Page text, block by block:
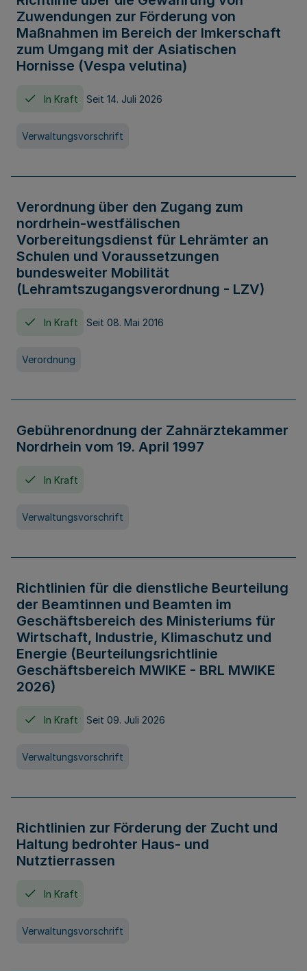
Zuwendungen zur Förderung von
Maßnahmen im Bereich der Imkerschaft
zum Umgang mit der Asiatischen
Hornisse (Vespa velutina)
In Kraft Seit 14. Juli 2026
Verwaltungsvorschrift
Verordnung über den Zugang zum
nordrhein-westfälischen
Vorbereitungsdienst für Lehrämter an
Schulen und Voraussetzungen
bundesweiter Mobilität
(Lehramtszugangsverordnung - LZV)
In Kraft Seit 08. Mai 2016
Verordnung
Gebührenordnung der Zahnärztekammer
Nordrhein vom 19. April 1997
In Kraft
Verwaltungsvorschrift
Richtlinien für die dienstliche Beurteilung
der Beamtinnen und Beamten im
Geschäftsbereich des Ministeriums für
Wirtschaft, Industrie, Klimaschutz und
Energie (Beurteilungsrichtlinie
Geschäftsbereich MWIKE - BRL MWIKE
2026)
In Kraft Seit 09. Juli 2026
Verwaltungsvorschrift
Richtlinien zur Förderung der Zucht und
Haltung bedrohter Haus- und
Nutztierrassen
In Kraft
Verwaltungsvorschrift